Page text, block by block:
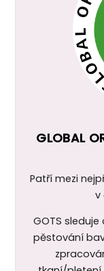
GLOBAL
Patří mezi
v
GOTS
pěstování